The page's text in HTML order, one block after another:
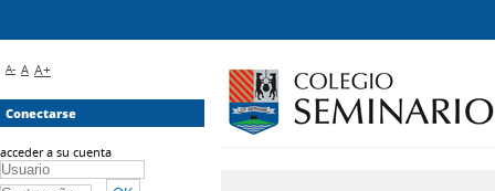
A- A A+
Conectarse
acceder a su cuenta